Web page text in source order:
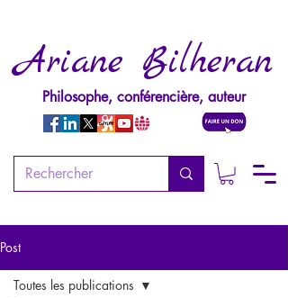
Ariane Bilheran
Philosophe, conférencière, auteur
Post
Toutes les publications